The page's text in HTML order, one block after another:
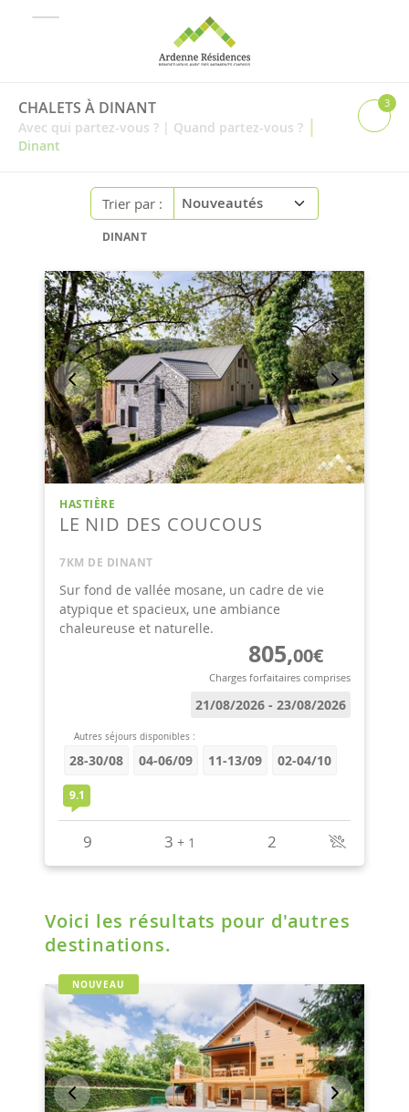
CHALETS À DINANT
Avec qui partez-vous ? | Quand partez-vous ? |
Dinant
3
Trier par :
DINANT
Voici les résultats pour d'autres
destinations.